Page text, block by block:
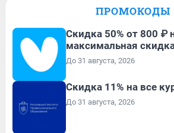
ПРОМОКОДЫ
Скидка 50% от 800 ₽
максимальная
До 31 августа, 2026
Скидка 11% на все
До 31 августа, 2026